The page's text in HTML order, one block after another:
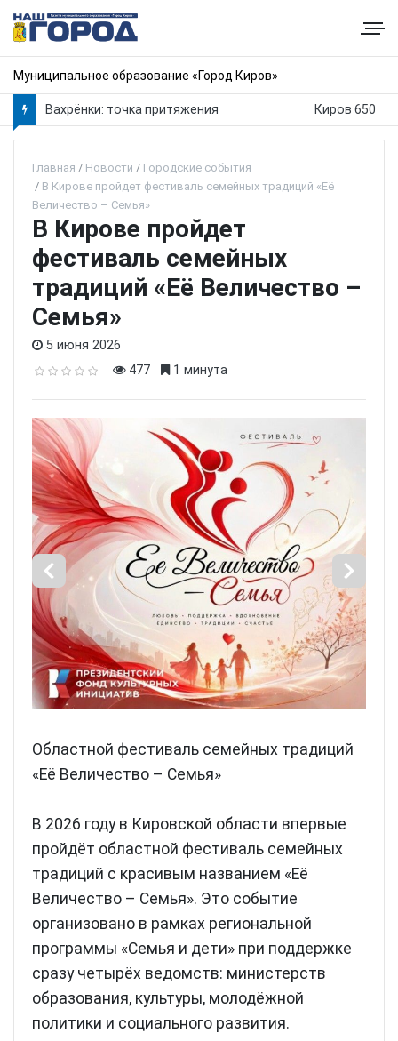
Муниципальное образование «Город Киров»
Вахрёнки: точка притяжения Киров 650
Главная Новости
Городские события
В Кирове пройдет фестиваль семейных традиций «Её
Величество – Семья»
В Кирове пройдет
фестиваль семейных
традиций «Её Величество –
Семья»
5 июня 2026
477
1 минута
Областной фестиваль семейных традиций
«Её Величество – Семья»
В 2026 году в Кировской области впервые
пройдёт областной фестиваль семейных
традиций с красивым названием «Её
Величество – Семья». Это событие
организовано в рамках региональной
программы «Семья и дети» при поддержке
сразу четырёх ведомств: министерств
образования, культуры, молодёжной
политики и социального развития.